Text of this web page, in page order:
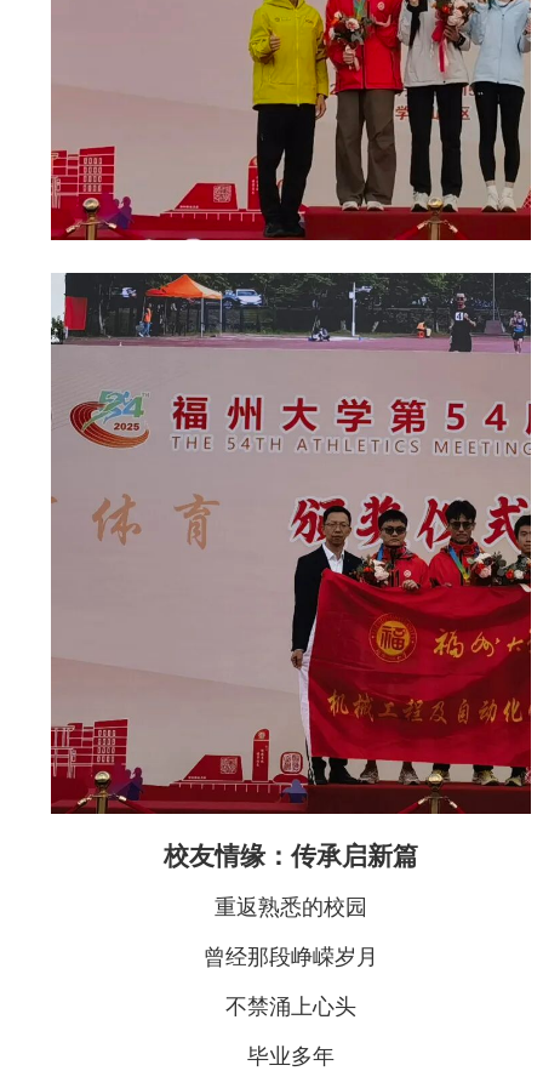
校友情缘：传承启新篇
重返熟悉的校园
曾经那段峥嵘岁月
不禁涌上心头
毕业多年